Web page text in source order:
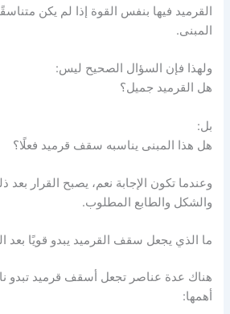
القرميد فيها بنفس القوة إذا لم يكن
المبنى.
ولهذا فإن السؤال الصحيح ليس:
هل القرميد جميل؟
بل:
هل هذا المبنى يناسبه سقف قرميد فعلًا؟
وعندما تكون الإجابة نعم، يصبح القرار بعد
والشكل والطابع المطلوب.
ما الذي يجعل سقف القرميد يبدو قويًا بعد
هناك عدة عناصر تجعل أسقف قرميد تبدو
أهمها: